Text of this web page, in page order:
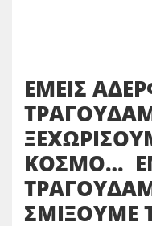
ΕΜΕΙΣ
ΚΟΣΜΟ…